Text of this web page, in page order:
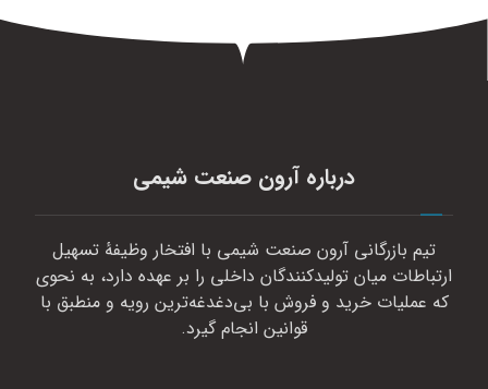
درباره آرون صنعت شیمی
تیم بازرگانی آرون صنعت شیمی با افتخار وظیفهٔ تسهیل
ارتباطات میان تولیدکنندگان داخلی را بر عهده دارد، به نحوی
که عملیات خرید و فروش با بی‌دغدغه‌ترین رویه و منطبق با
قوانین انجام گیرد.